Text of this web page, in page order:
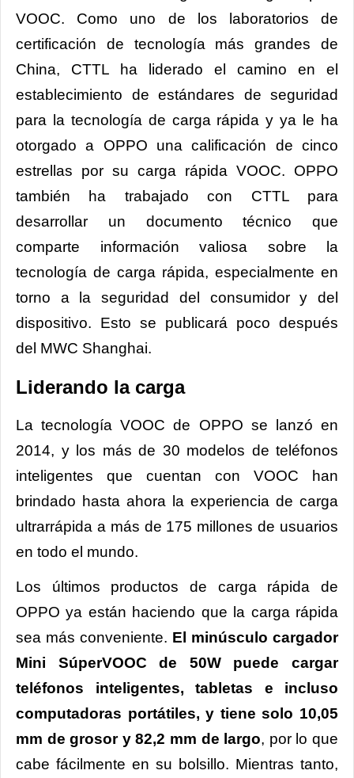
VOOC. Como uno de los laboratorios de
certificación de tecnología más grandes de
China, CTTL ha liderado el camino en el
establecimiento de estándares de seguridad
para la tecnología de carga rápida y ya le ha
otorgado a OPPO una calificación de cinco
estrellas por su carga rápida VOOC. OPPO
también ha trabajado con CTTL para
desarrollar un documento técnico que
comparte información valiosa sobre la
tecnología de carga rápida, especialmente en
torno a la seguridad del consumidor y del
dispositivo. Esto se publicará poco después
del MWC Shanghai.
Liderando la carga
La tecnología VOOC de OPPO se lanzó en
2014, y los más de 30 modelos de teléfonos
inteligentes que cuentan con VOOC han
brindado hasta ahora la experiencia de carga
ultrarrápida a más de 175 millones de usuarios
en todo el mundo.
Los últimos productos de carga rápida de
OPPO ya están haciendo que la carga rápida
sea más conveniente. El minúsculo cargador
Mini SúperVOOC de 50W puede cargar
teléfonos inteligentes, tabletas e incluso
computadoras portátiles, y tiene solo 10,05
mm de grosor y 82,2 mm de largo, por lo que
cabe fácilmente en su bolsillo. Mientras tanto,